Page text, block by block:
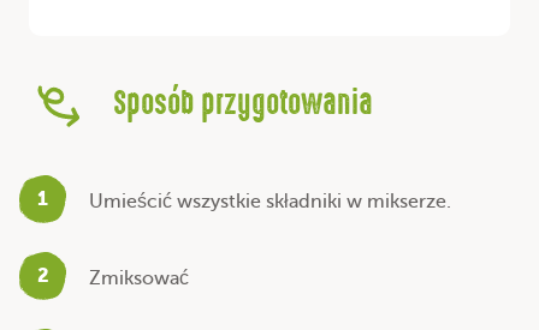
Sposób przygotowania
1 Umieścić wszystkie składniki w mikserze.
2 Zmiksować